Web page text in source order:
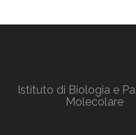
Istituto di Biologia e
Molecolare